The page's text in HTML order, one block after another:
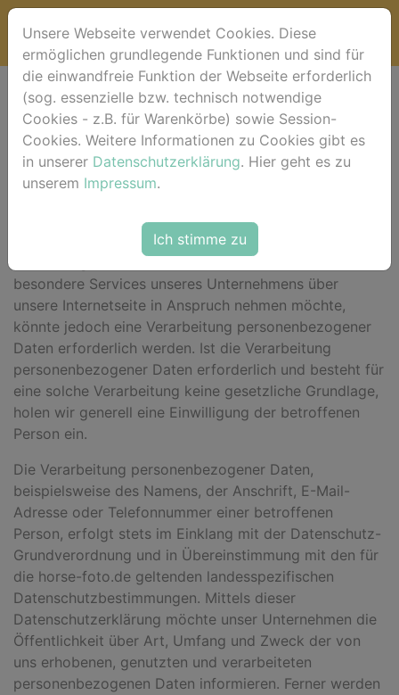
Datenschutzerklärung
Wir freuen uns sehr über Ihr Interesse an unserem
Unternehmen. Datenschutz hat einen besonders hohen
Eine Nutzung der Internetseiten der horse-foto.de ist
grundsätzlich ohne jede Angabe personenbezogener
besondere Services unseres Unternehmens über
unsere Internetseite in Anspruch nehmen möchte,
könnte jedoch eine Verarbeitung personenbezogener
Daten erforderlich werden. Ist die Verarbeitung
personenbezogener Daten erforderlich und besteht für
eine solche Verarbeitung keine gesetzliche Grundlage,
holen wir generell eine Einwilligung der betroffenen
Person ein.
Die Verarbeitung personenbezogener Daten,
beispielsweise des Namens, der Anschrift, E-Mail-
Adresse oder Telefonnummer einer betroffenen
Person, erfolgt stets im Einklang mit der Datenschutz-
Grundverordnung und in Übereinstimmung mit den für
die horse-foto.de geltenden landesspezifischen
Datenschutzbestimmungen. Mittels dieser
Datenschutzerklärung möchte unser Unternehmen die
Öffentlichkeit über Art, Umfang und Zweck der von
uns erhobenen, genutzten und verarbeiteten
personenbezogenen Daten informieren. Ferner werden
Unsere Webseite verwendet Cookies. Diese
ermöglichen grundlegende Funktionen und sind für
die einwandfreie Funktion der Webseite erforderlich
(sog. essenzielle bzw. technisch notwendige
Cookies - z.B. für Warenkörbe) sowie Session-
Cookies. Weitere Informationen zu Cookies gibt es
in unserer Datenschutzerklärung. Hier geht es zu
unserem Impressum.
Ich stimme zu